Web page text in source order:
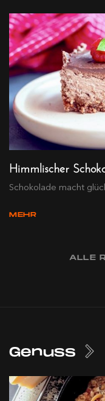
Himmlischer
Schokolade macht
MEHR
ALLE
Genuss